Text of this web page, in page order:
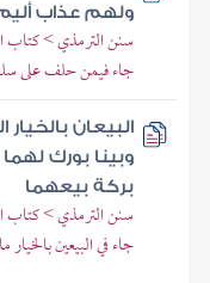
ولهم عذاب
سنن الترمذي > كتاب
جاء فيمن حلف على
البيعان
وبينا بورك
بركة بيعهما
سنن الترمذي > كتاب
جاء في البيعين بالخيار